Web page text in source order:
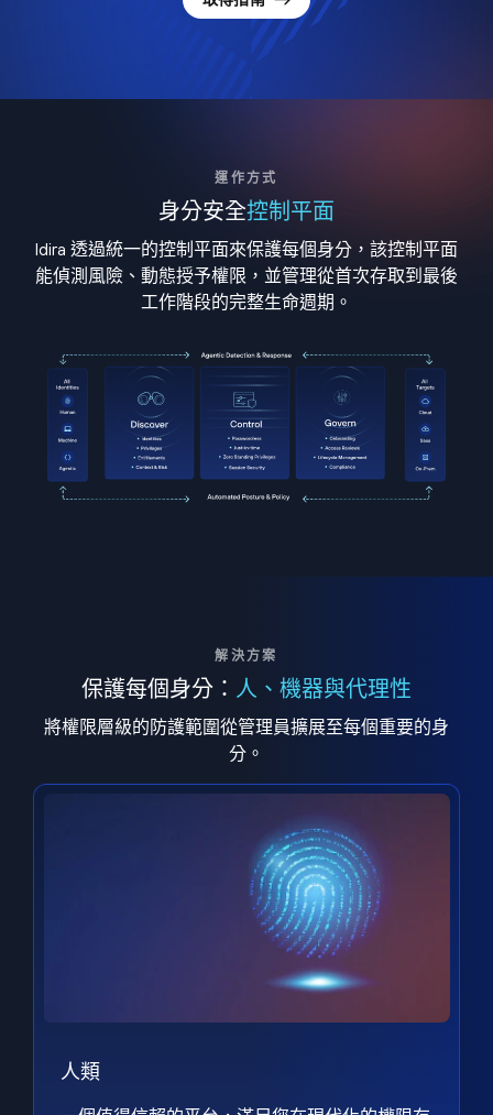
運作方式
身分安全控制平面
Idira 透過統一的控制平面來保護每個身分，該控制平面
能偵測風險、動態授予權限，並管理從首次存取到最後
工作階段的完整生命週期。
解決方案
保護每個身分： 人、機器與代理性
將權限層級的防護範圍從管理員擴展至每個重要的身
分。
人類